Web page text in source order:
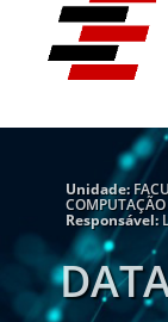
Unidade:
COMPUTAÇÃO
Responsável: